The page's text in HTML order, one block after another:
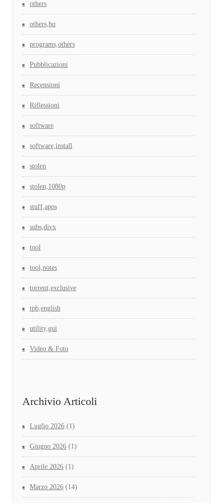
others
others,hq
programs,others
Pubblicazioni
Recensioni
Riflessioni
software
software,install
stolen
stolen,1080p
stuff,apps
subs,divx
tool
tool,notes
torrent,exclusive
tpb,english
utility,gui
Video & Foto
Archivio Articoli
Luglio 2026 (1)
Giugno 2026 (1)
Aprile 2026 (1)
Marzo 2026 (14)